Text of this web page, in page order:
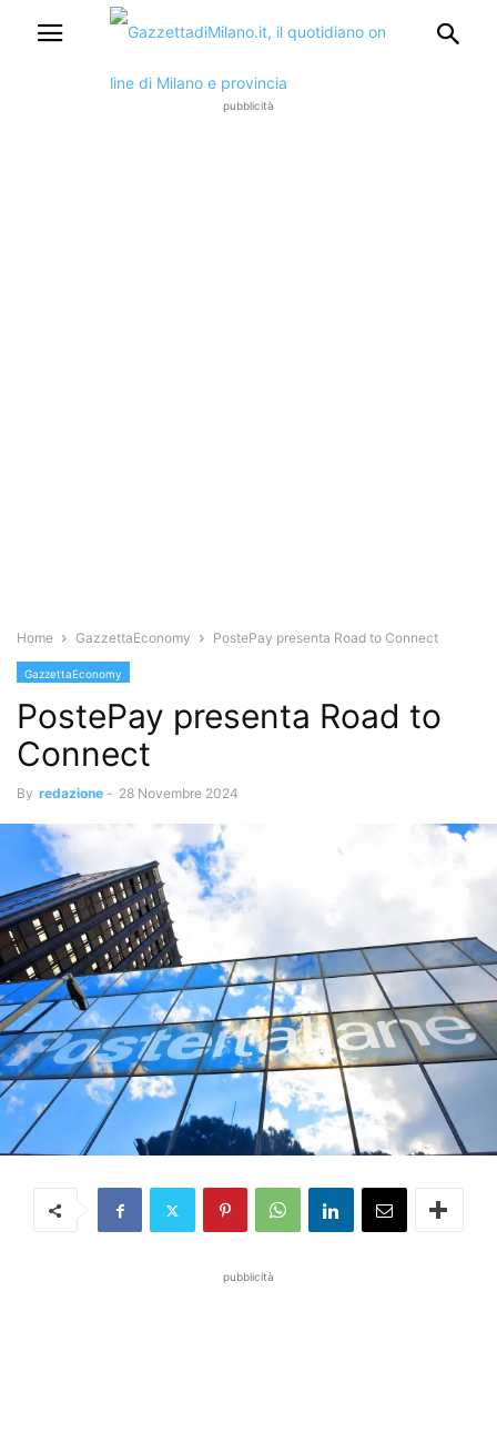
pubblicità
Home GazzettaEconomy PostePay presenta Road to Connect
GazzettaEconomy
PostePay presenta Road to
Connect
By redazione - 28 Novembre 2024
pubblicità